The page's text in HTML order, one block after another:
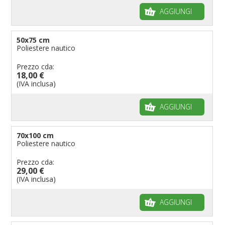
AGGIUNGI
50x75 cm
Poliestere nautico
Prezzo cda:
18,00 €
(IVA inclusa)
AGGIUNGI
70x100 cm
Poliestere nautico
Prezzo cda:
29,00 €
(IVA inclusa)
AGGIUNGI